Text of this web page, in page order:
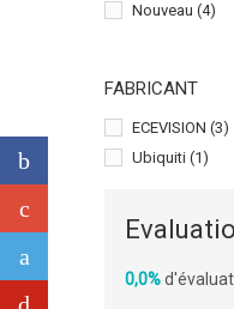
Nouveau (4)
FABRICANT
ECEVISION (3)
Ubiquiti (1)
0,0%